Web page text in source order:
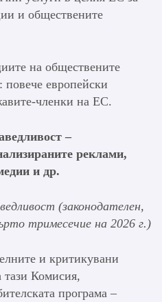
и обществените
на обществените
повече европейски
членки на ЕС.
–
реклами,
и др.
(законодателен,
тримесечие на 2026 г.)
и критикувани
Комисия,
програма –